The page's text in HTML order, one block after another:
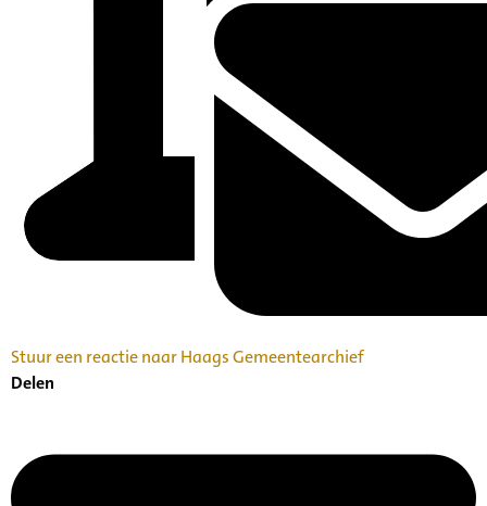
Stuur een reactie naar Haags Gemeentearchief
Delen